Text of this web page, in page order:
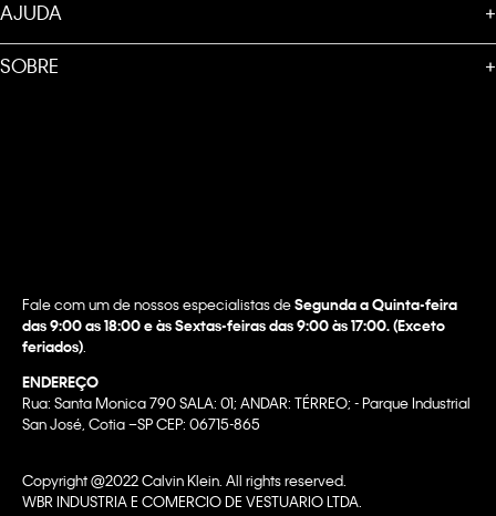
AJUDA +
SOBRE +
Fale com um de nossos especialistas deSegunda a Quinta-feira
das 9:00 as 18:00 e às Sextas-feiras das 9:00 às 17:00. (Exceto
feriados)
ENDEREÇO
Rua: Santa Monica 790 SALA: 01; ANDAR: TÉRREO; - Parque Industrial
San José, Cotia –SP CEP: 06715-865
Copyright @2022 Calvin Klein. All rights reserved.
WBR INDUSTRIA E COMERCIO DE VESTUARIO LTDA.